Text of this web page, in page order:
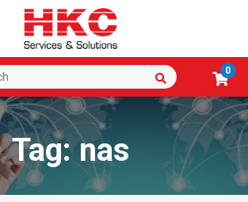
0
Tag:nas